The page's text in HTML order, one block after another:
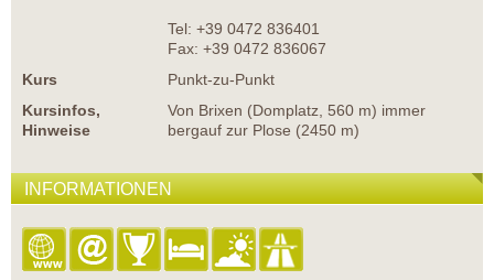
Tel: +39 0472 836401
Fax: +39 0472 836067
Kurs
Punkt-zu-Punkt
Kursinfos,
Hinweise
Von Brixen (Domplatz, 560 m) immer
bergauf zur Plose (2450 m)
INFORMATIONEN